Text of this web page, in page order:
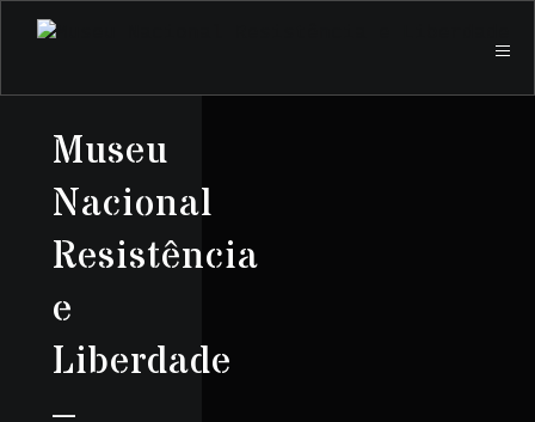
Museu
Nacional
Resistência
e
Liberdade